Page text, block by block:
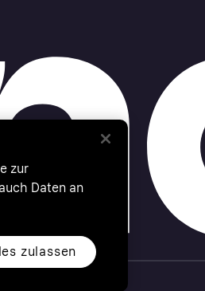
zur
Daten an
zulassen